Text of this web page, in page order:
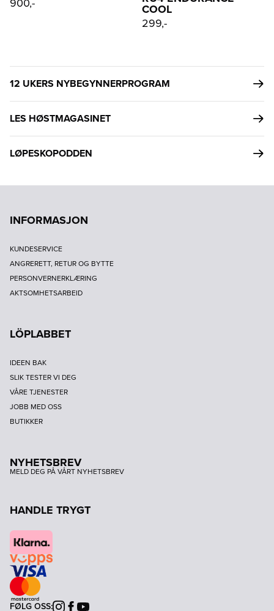
COOL
299,-
12 UKERS NYBEGYNNERPROGRAM
LES HØSTMAGASINET
LØPESKOPODDEN
INFORMASJON
KUNDESERVICE
ANGRERETT, RETUR OG BYTTE
PERSONVERNERKLÆRING
AKTSOMHETSARBEID
LÖPLABBET
IDEEN BAK
SLIK TESTER VI DEG
VÅRE TJENESTER
JOBB MED OSS
BUTIKKER
NYHETSBREV
MELD DEG PÅ VÅRT NYHETSBREV
HANDLE TRYGT
FØLG OSS:Instagram
Facebook